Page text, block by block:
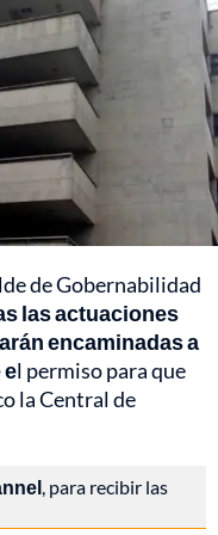
de Gobernabilidad
las actuaciones
encaminadas a
l permiso para que
la Central de
, para recibir las